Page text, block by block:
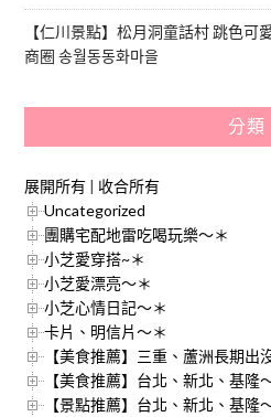
【仁川景點】松月洞童話村 跳色可
商圈 송월동동화마을
分類
展開所有 | 收合所有
Uncategorized
團購宅配地雷吃喝玩樂～＊
小芝愛穿搭~＊
小芝愛漂亮～＊
小芝心情日記～＊
卡片、明信片～＊
【美食推薦】三重、蘆洲長期出
【美食推薦】台北、新北、基隆
【景點推薦】台北、新北、基隆